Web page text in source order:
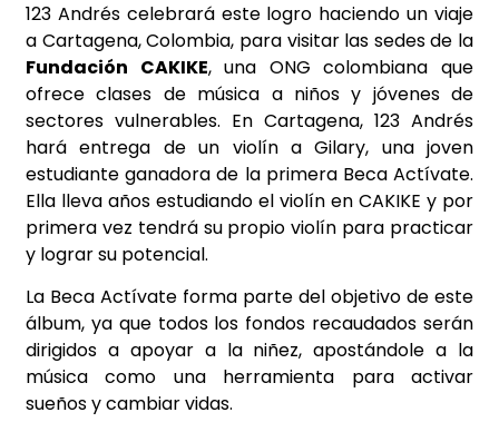
123 Andrés celebrará este logro haciendo un viaje
a Cartagena, Colombia, para visitar las sedes de la
Fundación CAKIKE, una ONG colombiana que
ofrece clases de música a niños y jóvenes de
sectores vulnerables. En Cartagena, 123 Andrés
hará entrega de un violín a Gilary, una joven
estudiante ganadora de la primera Beca Actívate.
Ella lleva años estudiando el violín en CAKIKE y por
primera vez tendrá su propio violín para practicar
y lograr su potencial.
La Beca Actívate forma parte del objetivo de este
álbum, ya que todos los fondos recaudados serán
dirigidos a apoyar a la niñez, apostándole a la
música como una herramienta para activar
sueños y cambiar vidas.